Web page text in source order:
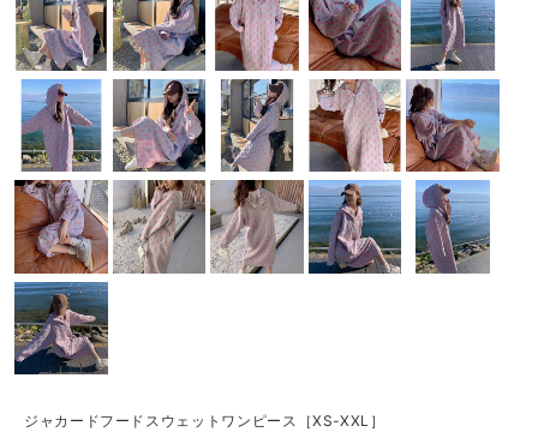
ジャカードフードスウェットワンピース［XS-XXL］